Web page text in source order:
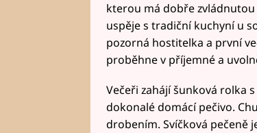
kterou má dobře zvládnutou
uspěje s tradiční kuchyní u
pozorná hostitelka a první
proběhne v příjemné a
Večeři zahájí šunková rolka
dokonalé domácí pečivo.
drobením. Svíčková pečeně